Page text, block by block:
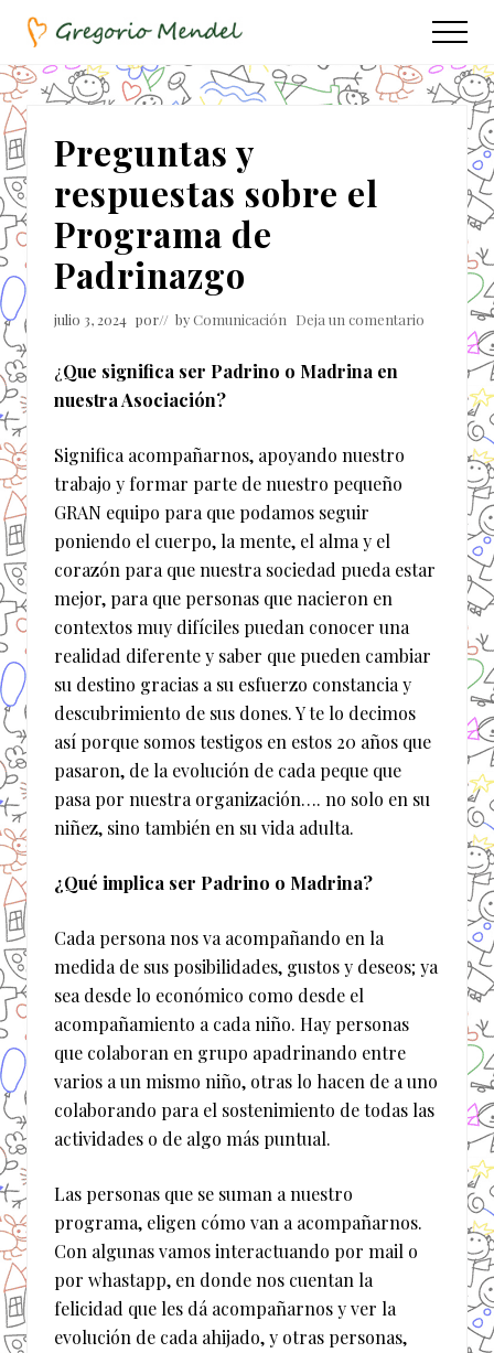
Menu
Saltar
contenido
principal
Saltar
la
barra
lateral
principal
Asociación
Civil
Menu
Preguntas y
respuestas sobre el
Programa de
Padrinazgo
julio 3, 2024 por// byComunicación Deja un comentario
¿Que significa ser Padrino o Madrina en
nuestra Asociación?
Significa acompañarnos, apoyando nuestro
trabajo y formar parte de nuestro pequeño
GRAN equipo para que podamos seguir
poniendo el cuerpo, la mente, el alma y el
corazón para que nuestra sociedad pueda estar
mejor, para que personas que nacieron en
contextos muy difíciles puedan conocer una
realidad diferente y saber que pueden cambiar
su destino gracias a su esfuerzo constancia y
descubrimiento de sus dones. Y te lo decimos
así porque somos testigos en estos 20 años que
pasaron, de la evolución de cada peque que
pasa por nuestra organización…. no solo en su
niñez, sino también en su vida adulta.
¿Qué implica ser Padrino o Madrina?
Cada persona nos va acompañando en la
medida de sus posibilidades, gustos y deseos; ya
sea desde lo económico como desde el
acompañamiento a cada niño. Hay personas
que colaboran en grupo apadrinando entre
varios a un mismo niño, otras lo hacen de a uno
colaborando para el sostenimiento de todas las
actividades o de algo más puntual.
Las personas que se suman a nuestro
programa, eligen cómo van a acompañarnos.
Con algunas vamos interactuando por mail o
por whastapp, en donde nos cuentan la
felicidad que les dá acompañarnos y ver la
evolución de cada ahijado, y otras personas,